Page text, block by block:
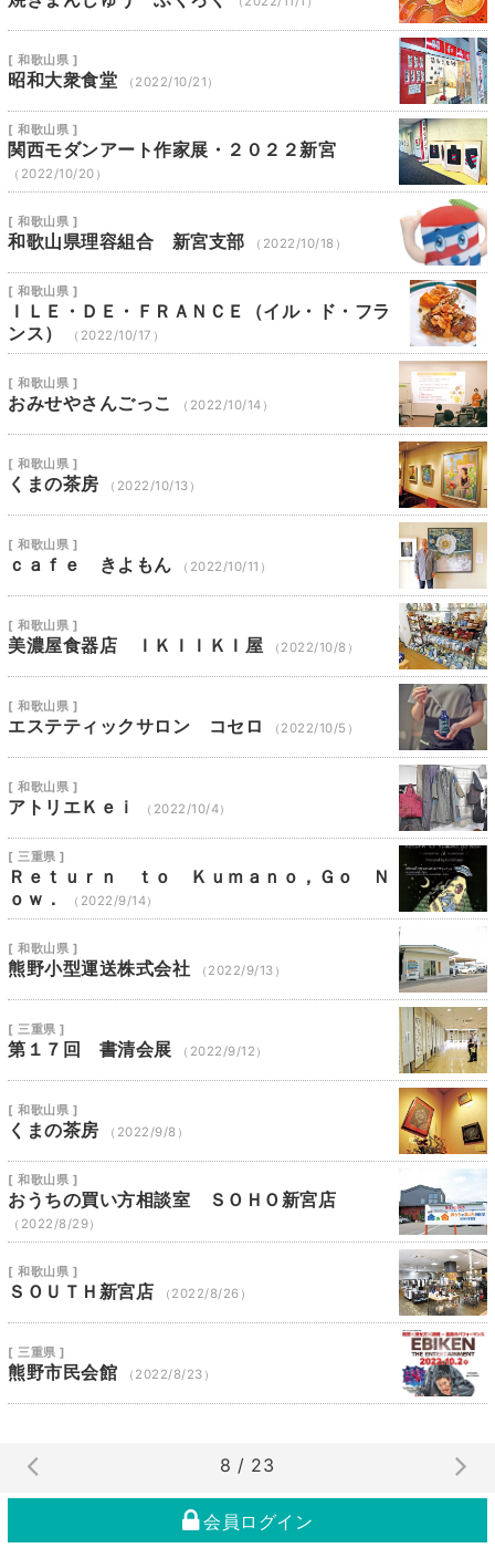
[ 和歌山県 ]
昭和大衆食堂 （2022/10/21）
[ 和歌山県 ]
関西モダンアート作家展・２０２２新宮
（2022/10/20）
[ 和歌山県 ]
和歌山県理容組合 新宮支部 （2022/10/18）
[ 和歌山県 ]
ＩＬＥ・ＤＥ・ＦＲＡＮＣＥ（イル・ド・フラ
ンス）
（2022/10/17）
[ 和歌山県 ]
おみせやさんごっこ （2022/10/14）
[ 和歌山県 ]
くまの茶房 （2022/10/13）
[ 和歌山県 ]
ｃａｆｅ きよもん （2022/10/11）
[ 和歌山県 ]
美濃屋食器店 ＩＫＩＩＫＩ屋 （2022/10/8）
[ 和歌山県 ]
エステティックサロン コセロ （2022/10/5）
[ 和歌山県 ]
アトリエＫｅｉ （2022/10/4）
[ 三重県 ]
Ｒｅｔｕｒｎ ｔｏ Ｋｕｍａｎｏ，Ｇｏ Ｎ
ｏｗ．
（2022/9/14）
[ 和歌山県 ]
熊野小型運送株式会社 （2022/9/13）
[ 三重県 ]
第１７回 書清会展 （2022/9/12）
[ 和歌山県 ]
くまの茶房 （2022/9/8）
[ 和歌山県 ]
おうちの買い方相談室 ＳＯＨＯ新宮店
（2022/8/29）
[ 和歌山県 ]
ＳＯＵＴＨ新宮店 （2022/8/26）
[ 三重県 ]
熊野市民会館 （2022/8/23）
8 / 23
会員ログイン